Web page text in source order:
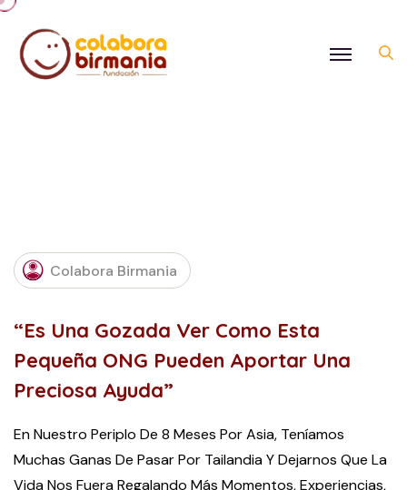
MAY
11,
2018
Colabora Birmania
“Es Una Gozada Ver Como Esta
Pequeña ONG Pueden Aportar Una
Preciosa Ayuda”
En Nuestro Periplo De 8 Meses Por Asia, Teníamos
Muchas Ganas De Pasar Por Tailandia Y Dejarnos Que La
Vida Nos Fuera Regalando Más Momentos, Experiencias,